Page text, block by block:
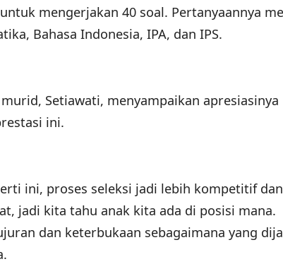
mengerjakan 40 soal. Pertanyaannya
Bahasa Indonesia, IPA, dan IPS.
Setiawati, menyampaikan apresiasinya
ini.
ini, proses seleksi jadi lebih kompetitif dan
jadi kita tahu anak kita ada di posisi mana.
dan keterbukaan sebagaimana yang